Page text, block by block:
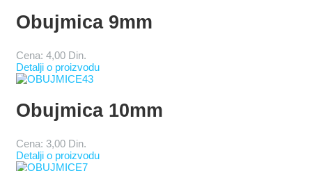
Obujmica 9mm
Cena: 4,00 Din.
Detalji o proizvodu
Obujmica 10mm
Cena: 3,00 Din.
Detalji o proizvodu